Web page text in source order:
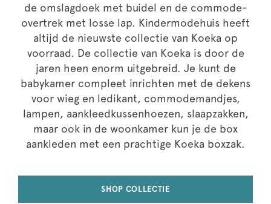
de omslagdoek met buidel en de commode-
overtrek met losse lap. Kindermodehuis heeft
altijd de nieuwste collectie van Koeka op
voorraad. De collectie van Koeka is door de
jaren heen enorm uitgebreid. Je kunt de
babykamer compleet inrichten met de dekens
voor wieg en ledikant, commodemandjes,
lampen, aankleedkussenhoezen, slaapzakken,
maar ook in de woonkamer kun je de box
aankleden met een prachtige Koeka boxzak.
SHOP COLLECTIE